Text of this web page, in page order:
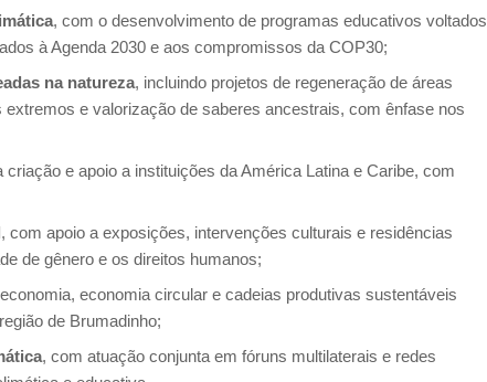
, com o desenvolvimento de programas educativos voltados
à Agenda 2030 e aos compromissos da COP30;
na natureza, incluindo projetos de regeneração de áreas
e valorização de saberes ancestrais, com ênfase nos
criação e apoio a instituições da América Latina e Caribe, com
, com apoio a exposições, intervenções culturais e residências
de gênero e os direitos humanos;
economia circular e cadeias produtivas sustentáveis
de Brumadinho;
, com atuação conjunta em fóruns multilaterais e redes